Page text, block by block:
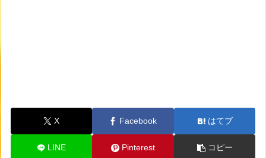
X Facebook はてブ
LINE Pinterest コピー